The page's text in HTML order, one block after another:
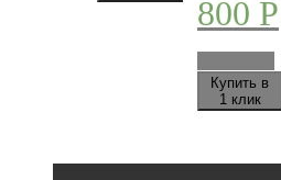
800 Р
Купить в
1 клик